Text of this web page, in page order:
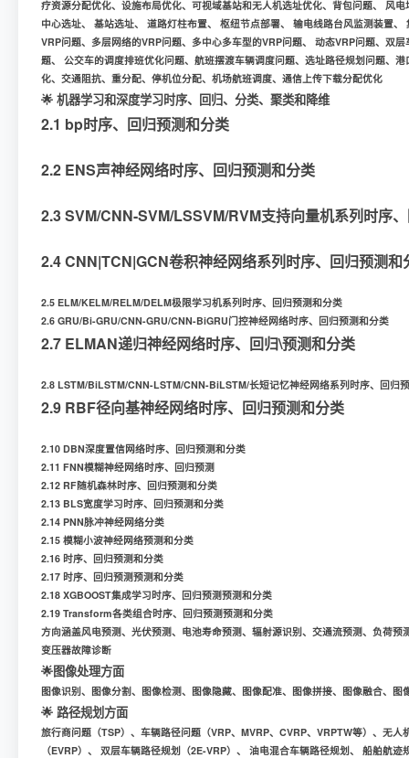
疗资源分配优化、设施布局优化、可视域基站和无人机选址优化、背包问题、 风
中心选址、 基站选址、 道路灯柱布置、 枢纽节点部署、 输电线路台风监测装置
VRP问题、多层网络的VRP问题、多中心多车型的VRP问题、 动态VRP问题、双
题、 公交车的调度排班优化问题、航班摆渡车辆调度问题、选址路径规划问题、
化、交通阻抗、重分配、停机位分配、机场航班调度、通信上传下载分配优化
🌟 机器学习和深度学习时序、回归、分类、聚类和降维
2.1 bp时序、回归预测和分类
2.2 ENS声神经网络时序、回归预测和分类
2.3 SVM/CNN-SVM/LSSVM/RVM支持向量机系列时序
2.4 CNN|TCN|GCN卷积神经网络系列时序、回归预测和
2.5 ELM/KELM/RELM/DELM极限学习机系列时序、回归预测和分类
2.6 GRU/Bi-GRU/CNN-GRU/CNN-BiGRU门控神经网络时序、回归预测和分类
2.7 ELMAN递归神经网络时序、回归\预测和分类
2.8 LSTM/BiLSTM/CNN-LSTM/CNN-BiLSTM/长短记忆神经网络系列时序、回归
2.9 RBF径向基神经网络时序、回归预测和分类
2.10 DBN深度置信网络时序、回归预测和分类
2.11 FNN模糊神经网络时序、回归预测
2.12 RF随机森林时序、回归预测和分类
2.13 BLS宽度学习时序、回归预测和分类
2.14 PNN脉冲神经网络分类
2.15 模糊小波神经网络预测和分类
2.16 时序、回归预测和分类
2.17 时序、回归预测预测和分类
2.18 XGBOOST集成学习时序、回归预测预测和分类
2.19 Transform各类组合时序、回归预测预测和分类
方向涵盖风电预测、光伏预测、电池寿命预测、辐射源识别、交通流预测、负荷
变压器故障诊断
🌟图像处理方面
图像识别、图像分割、图像检测、图像隐藏、图像配准、图像拼接、图像融合、图
🌟 路径规划方面
旅行商问题（TSP）、车辆路径问题（VRP、MVRP、CVRP、VRPTW等）、无
（EVRP）、 双层车辆路径规划（2E-VRP）、 油电混合车辆路径规划、 船舶航